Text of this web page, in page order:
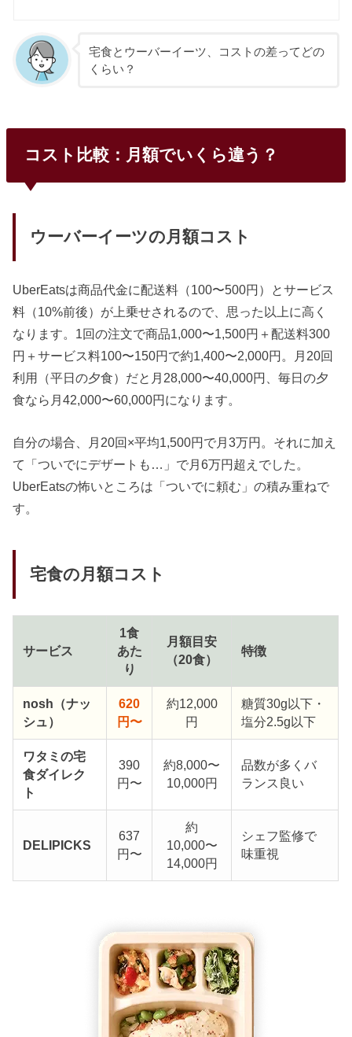
宅食とウーバーイーツ、コストの差ってどの
くらい？
コスト比較：月額でいくら違う？
ウーバーイーツの月額コスト
UberEatsは商品代金に配送料（100〜500円）とサービス
料（10%前後）が上乗せされるので、思った以上に高く
なります。1回の注文で商品1,000〜1,500円＋配送料300
円＋サービス料100〜150円で約1,400〜2,000円。月20回
利用（平日の夕食）だと月28,000〜40,000円、毎日の夕
食なら月42,000〜60,000円になります。
自分の場合、月20回×平均1,500円で月3万円。それに加え
て「ついでにデザートも…」で月6万円超えでした。
UberEatsの怖いところは「ついでに頼む」の積み重ねで
す。
宅食の月額コスト
サービス
1食
あた
り
月額目安
（20食）
特徴
nosh（ナッ
シュ）
620
円〜
約12,000
円
糖質30g以下・
塩分2.5g以下
ワタミの宅
食ダイレク
ト
390
円〜
約8,000〜
10,000円
品数が多くバ
ランス良い
DELIPICKS
637
円〜
約
10,000〜
14,000円
シェフ監修で
味重視